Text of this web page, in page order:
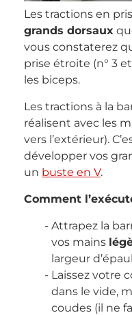
Les tractions en
grands dorsaux
vous constaterez
prise étroite (n° 3
les biceps.
Les tractions à la
réalisent avec les
vers l’extérieur).
développer vos
un buste en V.
Comment
Attrapez la
vos mains
largeur
Laissez votre
dans le vide,
coudes (il ne